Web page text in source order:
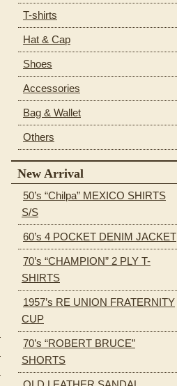
T-shirts
Hat & Cap
Shoes
Accessories
Bag & Wallet
Others
New Arrival
50’s “Chilpa” MEXICO SHIRTS
S/S
60’s 4 POCKET DENIM JACKET
70’s “CHAMPION” 2 PLY T-
SHIRTS
1957’s RE UNION FRATERNITY
CUP
70’s “ROBERT BRUCE”
SHORTS